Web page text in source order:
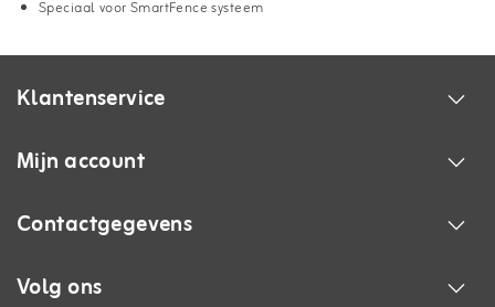
Speciaal voor SmartFence systeem
Klantenservice
Mijn account
Contactgegevens
Volg ons